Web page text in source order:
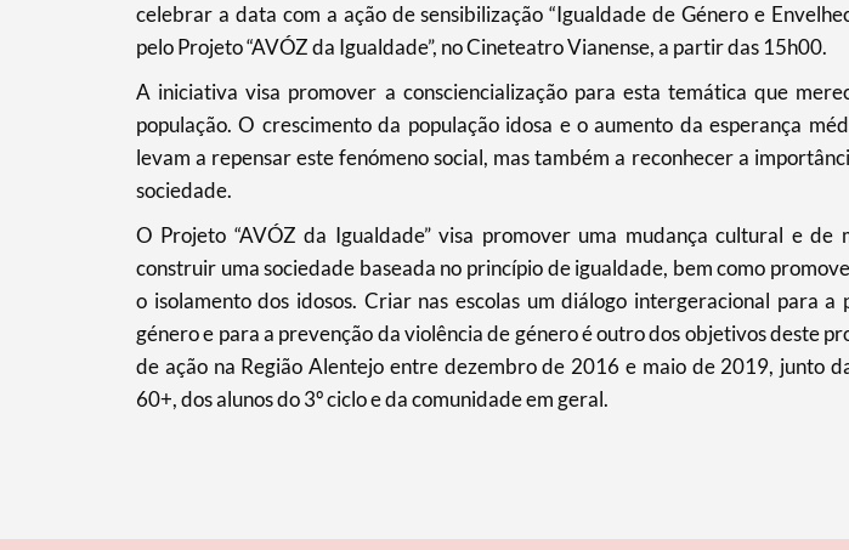
Filtros
celebrar a data com a ação de sensibilização “Igualdade de Género e
pelo Projeto “AVÓZ da Igualdade”, no Cineteatro Vianense, a partir das 15h00.
A iniciativa visa promover a consciencialização para esta temática que
população. O crescimento da população idosa e o aumento da esperança
levam a repensar este fenómeno social, mas também a reconhecer a
sociedade.
O Projeto “AVÓZ da Igualdade” visa promover uma mudança cultural e de
construir uma sociedade baseada no princípio de igualdade, bem como
o isolamento dos idosos. Criar nas escolas um diálogo intergeracional para a
género e para a prevenção da violência de género é outro dos objetivos deste
de ação na Região Alentejo entre dezembro de 2016 e maio de 2019, junto
60+, dos alunos do 3º ciclo e da comunidade em geral.